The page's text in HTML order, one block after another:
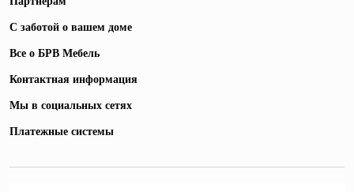
С заботой о вашем доме
Все о БРВ Мебель
Контактная информация
Мы в социальных сетях
Платежные системы